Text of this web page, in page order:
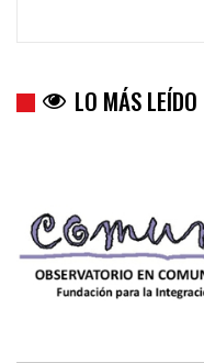
LO MÁS LEÍDO